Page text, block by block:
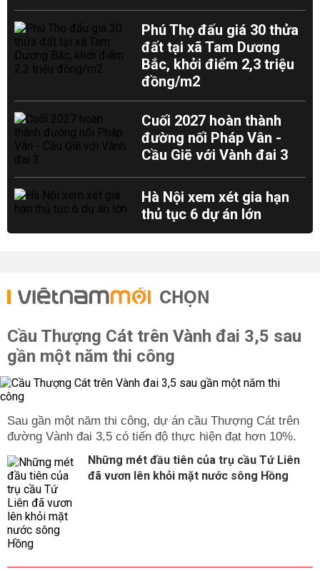
Phú Thọ đấu giá 30 thửa
đất tại xã Tam Dương
Bắc, khởi điểm 2,3 triệu
đồng/m2
Cuối 2027 hoàn thành
đường nối Pháp Vân -
Cầu Giẽ với Vành đai 3
Hà Nội xem xét gia hạn
thủ tục 6 dự án lớn
CHỌN
Cầu Thượng Cát trên Vành đai 3,5 sau
gần một năm thi công
Sau gần một năm thi công, dự án cầu Thượng Cát trên
đường Vành đai 3,5 có tiến độ thực hiện đạt hơn 10%.
Những mét đầu tiên của trụ cầu Tứ Liên
đã vươn lên khỏi mặt nước sông Hồng